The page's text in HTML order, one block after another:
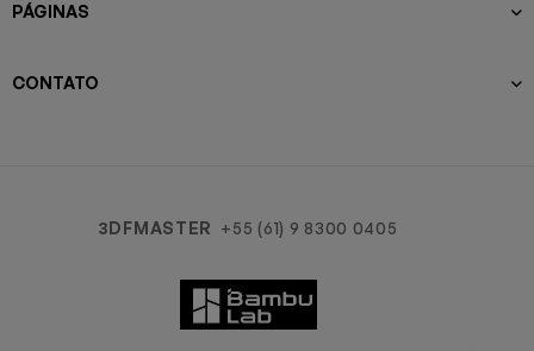
PÁGINAS
CONTATO
3DFMASTER +55 (61) 9 8300 0405